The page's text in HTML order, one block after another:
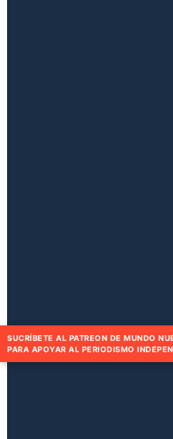
SUCRÍBETE AL PATREON DE MUNDO
PARA APOYAR AL PERIODISMO